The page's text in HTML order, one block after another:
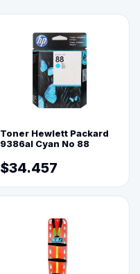
Toner Hewlett Packard
9386al Cyan No 88
$34.457